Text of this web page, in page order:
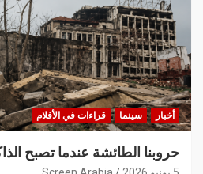
أخبار سينما قراءات في الأفلام
حروبنا الطائشة عندما تصبح